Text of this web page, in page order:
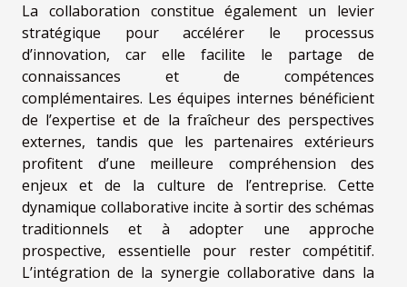
La collaboration constitue également un levier
stratégique pour accélérer le processus
d’innovation, car elle facilite le partage de
connaissances et de compétences
complémentaires. Les équipes internes bénéficient
de l’expertise et de la fraîcheur des perspectives
externes, tandis que les partenaires extérieurs
profitent d’une meilleure compréhension des
enjeux et de la culture de l’entreprise. Cette
dynamique collaborative incite à sortir des schémas
traditionnels et à adopter une approche
prospective, essentielle pour rester compétitif.
L’intégration de la synergie collaborative dans la